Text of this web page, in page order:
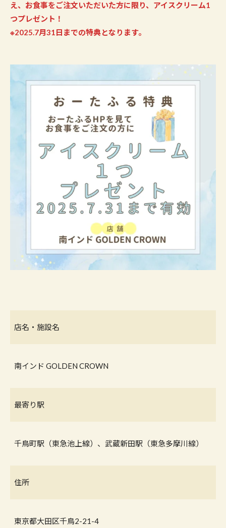
え、お食事をご注文いただいた方に限り、アイスクリーム1
つプレゼント！
※2025.7月31日までの特典となります。
店名・施設名
南インド GOLDEN CROWN
最寄り駅
千鳥町駅（東急池上線）、武蔵新田駅（東急多摩川線）
住所
東京都大田区千鳥2-21-4